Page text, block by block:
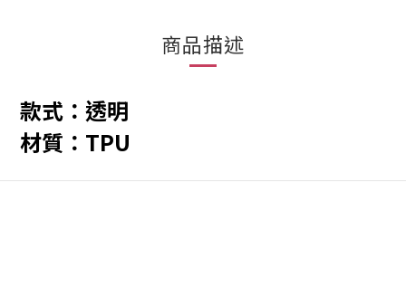
商品描述
款式：透明
材質：TPU